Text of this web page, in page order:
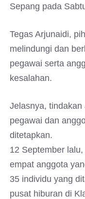
Sepang pada
Tegas Arjunaidi,
melindungi dan
pegawai serta
kesalahan.
Jelasnya,
pegawai dan
ditetapkan.
12 September
empat anggota
35 individu yang
pusat hiburan di